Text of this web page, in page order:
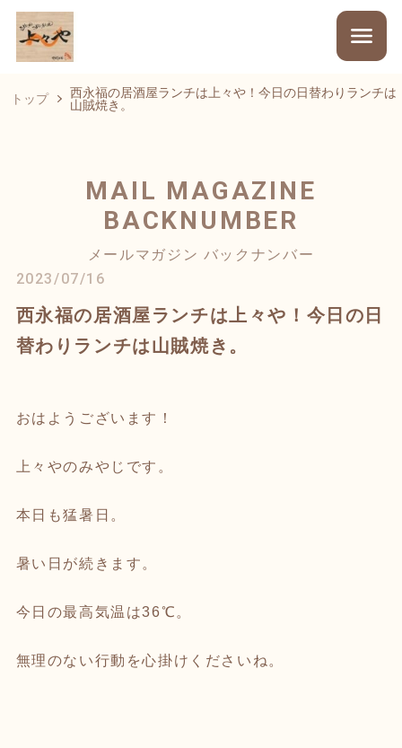
トップ
西永福の居酒屋ランチは上々や！今日の日替わりランチは
山賊焼き。
MAIL MAGAZINE
BACKNUMBER
メールマガジン バックナンバー
2023/07/16
西永福の居酒屋ランチは上々や！今日の日
替わりランチは山賊焼き。
おはようございます！
上々やのみやじです。
本日も猛暑日。
暑い日が続きます。
今日の最高気温は36℃。
無理のない行動を心掛けくださいね。